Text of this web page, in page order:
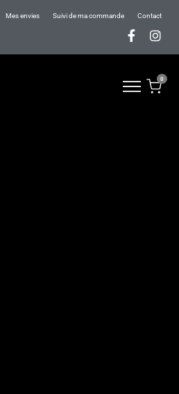
Mes envies Suivi de ma commande Contact
0